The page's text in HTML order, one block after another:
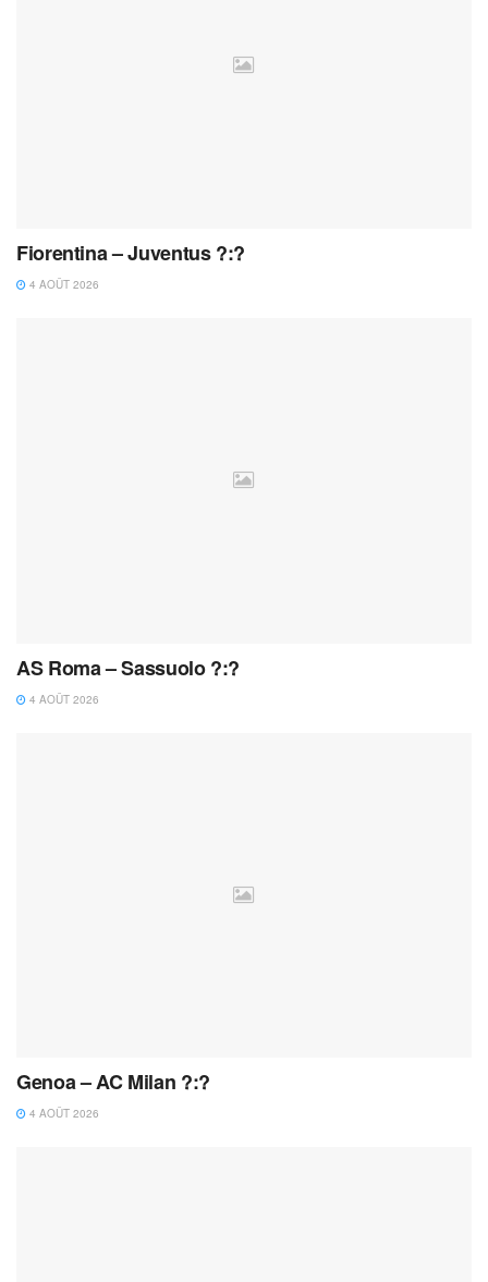
Fiorentina – Juventus ?:?
4 AOÛT 2026
AS Roma – Sassuolo ?:?
4 AOÛT 2026
Genoa – AC Milan ?:?
4 AOÛT 2026